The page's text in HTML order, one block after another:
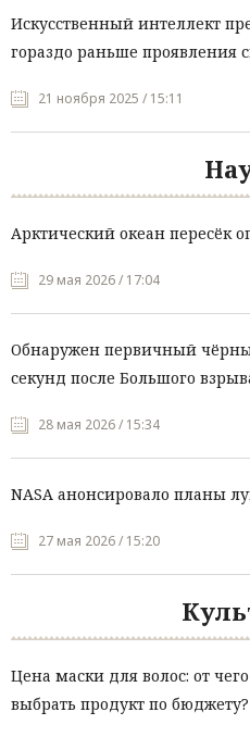
Искусственный интеллект
гораздо раньше проявления
21 ноября 2025 / 15:11
Арктический океан пересёк
29 мая 2026 / 17:04
Обнаружен первичный
секунд после Большого
28 мая 2026 / 15:34
NASA анонсировало планы
27 мая 2026 / 15:20
Цена маски для волос: от
выбрать продукт по бюджету?